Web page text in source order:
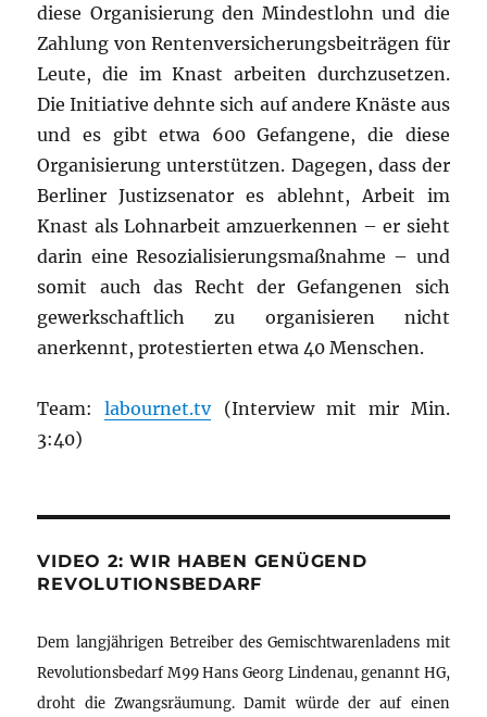
diese Organisierung den Mindestlohn und die
Zahlung von Rentenversicherungsbeiträgen für
Leute, die im Knast arbeiten durchzusetzen.
Die Initiative dehnte sich auf andere Knäste aus
und es gibt etwa 600 Gefangene, die diese
Organisierung unterstützen. Dagegen, dass der
Berliner Justizsenator es ablehnt, Arbeit im
Knast als Lohnarbeit amzuerkennen – er sieht
darin eine Resozialisierungsmaßnahme – und
somit auch das Recht der Gefangenen sich
gewerkschaftlich zu organisieren nicht
anerkennt, protestierten etwa 40 Menschen.
Team:labournet.tv(Interview mit mir Min.
3:40)
VIDEO 2: WIR HABEN GENÜGEND
REVOLUTIONSBEDARF
Dem langjährigen Betreiber des Gemischtwarenladens mit
Revolutionsbedarf M99 Hans Georg Lindenau, genannt HG,
droht die Zwangsräumung. Damit würde der auf einen